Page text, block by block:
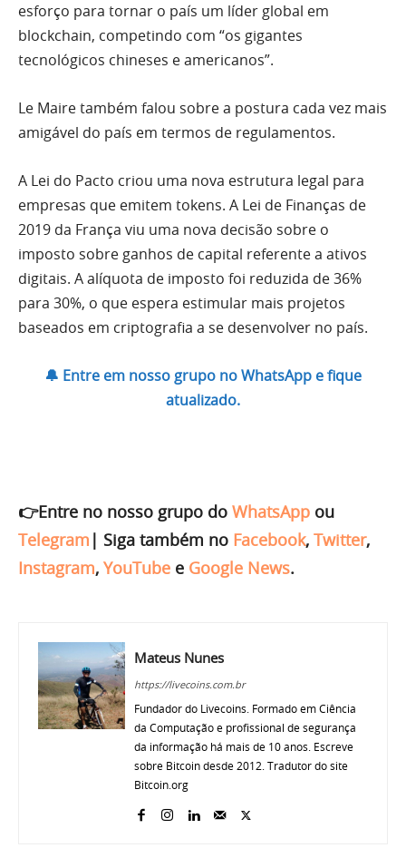
esforço para tornar o país um líder global em
blockchain, competindo com “os gigantes
tecnológicos chineses e americanos”.
Le Maire também falou sobre a postura cada vez mais
amigável do país em termos de regulamentos.
A Lei do Pacto criou uma nova estrutura legal para
empresas que emitem tokens. A Lei de Finanças de
2019 da França viu uma nova decisão sobre o
imposto sobre ganhos de capital referente a ativos
digitais. A alíquota de imposto foi reduzida de 36%
para 30%, o que espera estimular mais projetos
baseados em criptografia a se desenvolver no país.
🔔 Entre em nosso grupo no WhatsApp e fique
atualizado.
👉Entre no nosso grupo do WhatsApp ou
Telegram | Siga também no Facebook, Twitter,
Instagram, YouTube e Google News.
Mateus Nunes
https://livecoins.com.br
Fundador do Livecoins. Formado em Ciência
da Computação e profissional de segurança
da informação há mais de 10 anos. Escreve
sobre Bitcoin desde 2012. Tradutor do site
Bitcoin.org